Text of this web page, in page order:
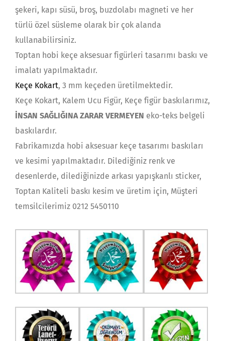
şekeri, kapı süsü, broş, buzdolabı magneti ve her
türlü özel süsleme olarak bir çok alanda
kullanabilirsiniz.
Toptan hobi keçe aksesuar figürleri tasarımı baskı ve
imalatı yapılmaktadır.
Keçe Kokart, 3 mm keçeden üretilmektedir.
Keçe Kokart, Kalem Ucu Figür, Keçe figür baskılarımız,
İNSAN SAĞLIĞINA ZARAR VERMEYEN eko-teks belgeli
baskılardır.
Fabrikamızda hobi aksesuar keçe tasarımı baskıları
ve kesimi yapılmaktadır. Dilediğiniz renk ve
desenlerde, dilediğinizde arkası yapışkanlı sticker,
Toptan Kaliteli baskı kesim ve üretim için, Müşteri
temsilcilerimiz 0212 5450110